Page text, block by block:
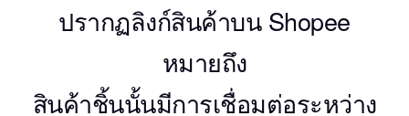
ปรากฏลิงก์สินค้าบน Shopee
หมายถึง
สินค้าชิ้นนั้นมีการเชื่อมต่อระหว่าง